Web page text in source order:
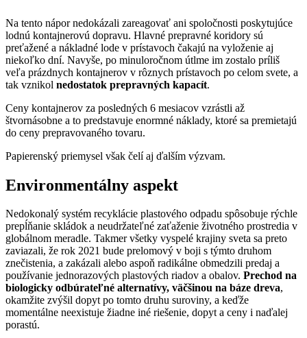
Na tento nápor nedokázali zareagovať ani spoločnosti poskytujúce
lodnú kontajnerovú dopravu. Hlavné prepravné koridory sú
preťažené a nákladné lode v prístavoch čakajú na vyloženie aj
niekoľko dní. Navyše, po minuloročnom útlme im zostalo príliš
veľa prázdnych kontajnerov v rôznych prístavoch po celom svete, a
tak vznikol nedostatok prepravných kapacít.
Ceny kontajnerov za posledných 6 mesiacov vzrástli až
štvornásobne a to predstavuje enormné náklady, ktoré sa premietajú
do ceny prepravovaného tovaru.
Papierenský priemysel však čelí aj ďalším výzvam.
Environmentálny aspekt
Nedokonalý systém recyklácie plastového odpadu spôsobuje rýchle
prepĺňanie skládok a neudržateľné zaťaženie životného prostredia v
globálnom meradle. Takmer všetky vyspelé krajiny sveta sa preto
zaviazali, že rok 2021 bude prelomový v boji s týmto druhom
znečistenia, a zakázali alebo aspoň radikálne obmedzili predaj a
používanie jednorazových plastových riadov a obalov. Prechod na
biologicky odbúrateľné alternatívy, väčšinou na báze dreva,
okamžite zvýšil dopyt po tomto druhu suroviny, a keďže
momentálne neexistuje žiadne iné riešenie, dopyt a ceny i naďalej
porastú.